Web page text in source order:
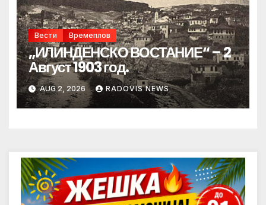
Вести Времеплов
„ИЛИНДЕНСКО ВОСТАНИЕ“ – 2
Август 1903 год.
AUG 2, 2026 RADOVIS NEWS